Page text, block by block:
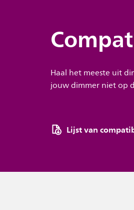
Haal het meeste uit
jouw dimmer niet op
Lijst van